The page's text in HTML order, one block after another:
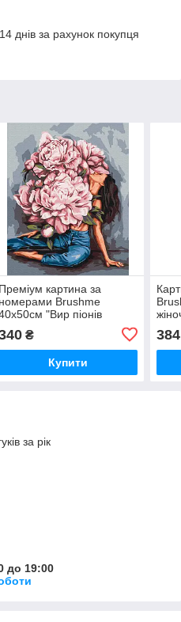
днів за рахунок покупця
Преміум картина за
номерами Brushme
"Вир піонів
₴
Купити
384
за рік
до 19:00